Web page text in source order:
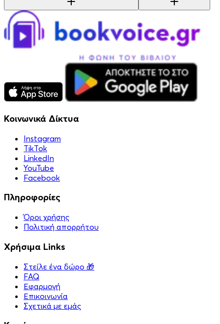
Κοινωνικά Δίκτυα
Instagram
TikTok
LinkedIn
YouTube
Facebook
Πληροφορίες
Όροι χρήσης
Πολιτική απορρήτου
Χρήσιμα Links
Στείλε ένα δώρο 🎁
FAQ
Εφαρμογή
Επικοινωνία
Σχετικά με εμάς